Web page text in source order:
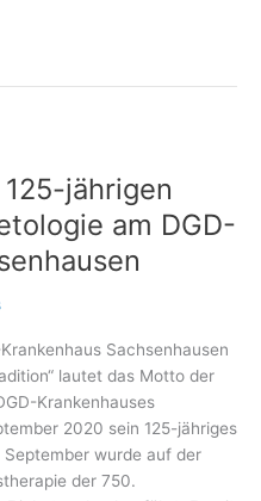
jährigen
am DGD-
Sachsenhausen
lautet das Motto der
Krankenhauses
2020 sein 125-jähriges
September wurde auf der
der 750.